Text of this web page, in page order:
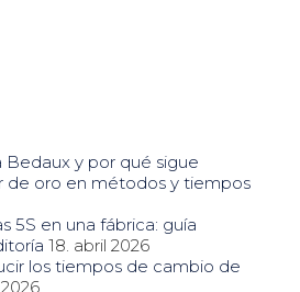
Bedaux y por qué sigue
de oro en métodos y tiempos
5S en una fábrica: guía
18. abril 2026
los tiempos de cambio de